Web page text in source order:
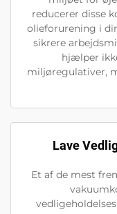
reducerer disse
olieforurening i
sikrere
hjælper
miljøregulativer,
Lave
Et af de mest